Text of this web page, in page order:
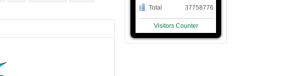
Total
37758776
Visitors Counter